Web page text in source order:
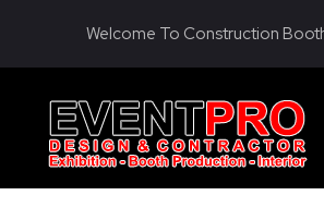
Welcome To Construction
KONTRAKTOR PAMERAN EVENTPRO
Eventpro sebagai kontraktor pameran jakarta, penyedia jasa pembuatan dekorasi booth pameran. Hubungi sekarang! Untuk harga yang terjangkau! HOTLINE 081290452586